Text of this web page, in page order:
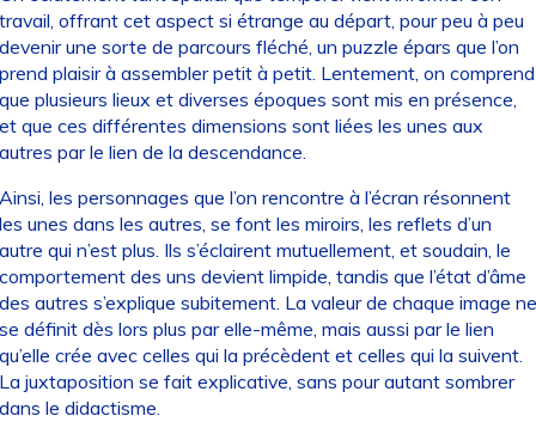
offrant cet aspect si étrange au départ, pour peu à peu
une sorte de parcours fléché, un puzzle épars que l’on
plaisir à assembler petit à petit. Lentement, on comprend
plusieurs lieux et diverses époques sont mis en présence,
que ces différentes dimensions sont liées les unes aux
par le lien de la descendance.
les personnages que l’on rencontre à l’écran résonnent
unes dans les autres, se font les miroirs, les reflets d’un
qui n’est plus. Ils s’éclairent mutuellement, et soudain, le
des uns devient limpide, tandis que l’état d’âme
autres s’explique subitement. La valeur de chaque image ne
définit dès lors plus par elle-même, mais aussi par le lien
crée avec celles qui la précèdent et celles qui la suivent.
juxtaposition se fait explicative, sans pour autant sombrer
le didactisme.